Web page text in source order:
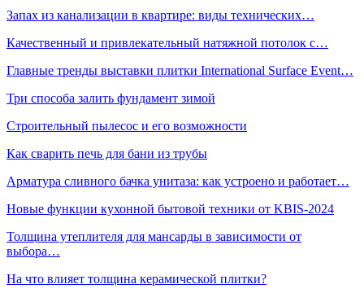
Запах из канализации в квартире: виды технических…
Качественный и привлекательный натяжной потолок с…
Главные тренды выставки плитки International Surface Event…
Три способа залить фундамент зимой
Строительный пылесос и его возможности
Как сварить печь для бани из трубы
Арматура сливного бачка унитаза: как устроено и работает…
Новые функции кухонной бытовой техники от KBIS-2024
Толщина утеплителя для мансарды в зависимости от
выбора…
На что влияет толщина керамической плитки?